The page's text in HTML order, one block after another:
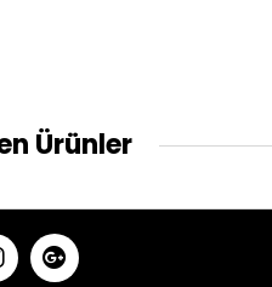
Ürünler